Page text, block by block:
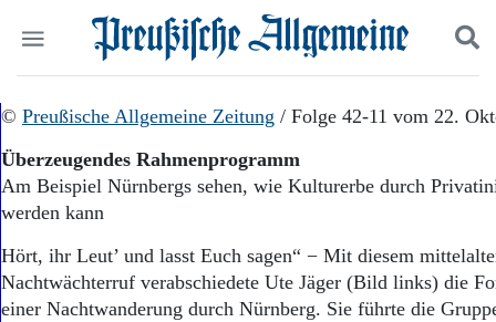
Politik
Wirtschaft
Panorama
Geschichte
Ostpreußen
Pommern
Suchen und finden
© Preußische Allgemeine Zeitung / Folge 42-11 vom 22.
Überzeugendes Rahmenprogramm
Am Beispiel Nürnbergs sehen, wie Kulturerbe durch
werden kann
Hört, ihr Leut’ und lasst Euch sagen“ − Mit diesem
Nachtwächterruf verabschiedete Ute Jäger (Bild links) die
einer Nachtwanderung durch Nürnberg. Sie führte die